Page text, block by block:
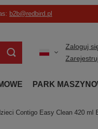
b2b@redbird.pl
Zaloguj
PARK
Contigo Easy Clean 420 ml